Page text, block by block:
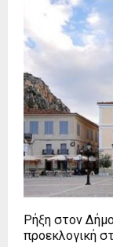
Ρήξη στον
προεκλογική